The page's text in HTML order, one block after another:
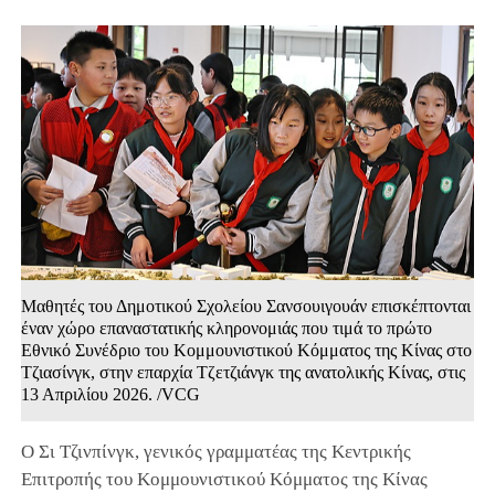
Μαθητές του Δημοτικού Σχολείου Σανσουιγουάν επισκέπτονται
έναν χώρο επαναστατικής κληρονομιάς που τιμά το πρώτο
Εθνικό Συνέδριο του Κομμουνιστικού Κόμματος της Κίνας στο
Τζιασίνγκ, στην επαρχία Τζετζιάνγκ της ανατολικής Κίνας, στις
13 Απριλίου 2026. /VCG
Ο Σι Τζινπίνγκ, γενικός γραμματέας της Κεντρικής
Επιτροπής του Κομμουνιστικού Κόμματος της Κίνας